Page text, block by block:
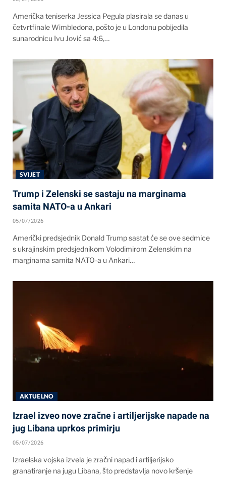
Američka teniserka Jessica Pegula plasirala se danas u
četvrtfinale Wimbledona, pošto je u Londonu pobijedila
sunarodnicu Ivu Jović sa 4:6,…
SVIJET
Trump i Zelenski se sastaju na marginama
samita NATO-a u Ankari
05/07/2026
Američki predsjednik Donald Trump sastat će se ove sedmice
s ukrajinskim predsjednikom Volodimirom Zelenskim na
marginama samita NATO-a u Ankari…
AKTUELNO
Izrael izveo nove zračne i artiljerijske napade na
jug Libana uprkos primirju
05/07/2026
Izraelska vojska izvela je zračni napad i artiljerijsko
granatiranje na jugu Libana, što predstavlja novo kršenje